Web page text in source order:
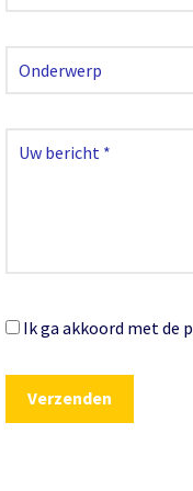
Ik ga akkoord met de